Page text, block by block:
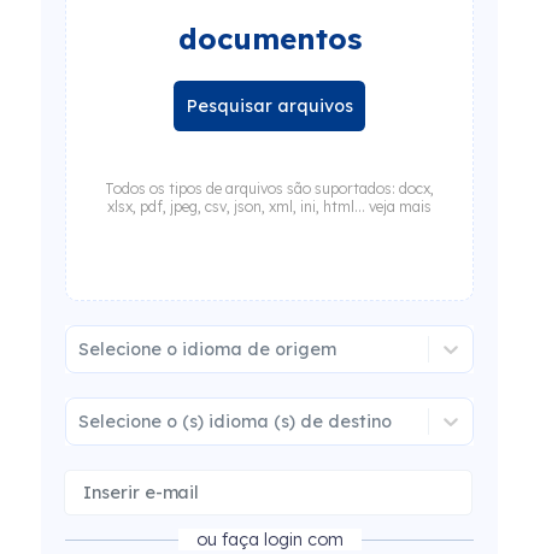
documentos
Pesquisar arquivos
Todos os tipos de arquivos são suportados: docx,
xlsx, pdf, jpeg, csv, json, xml, ini, html... veja mais
Selecione o idioma de origem
Selecione o (s) idioma (s) de destino
ou faça login com